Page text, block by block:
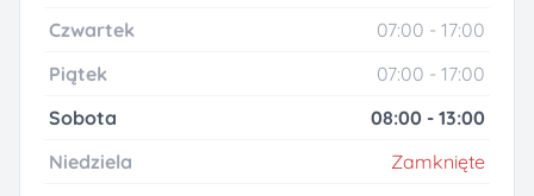
Czwartek
07:00 - 17:00
Piątek
07:00 - 17:00
Sobota
08:00 - 13:00
Niedziela
Zamknięte